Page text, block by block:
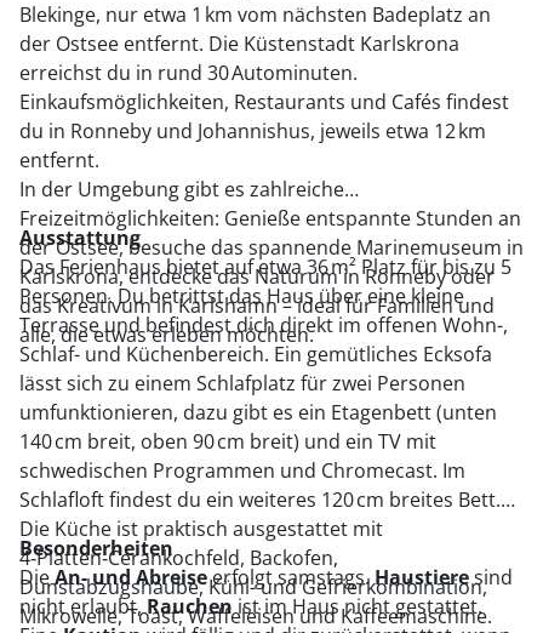
Blekinge, nur etwa 1 km vom nächsten Badeplatz an
der Ostsee entfernt. Die Küstenstadt Karlskrona
erreichst du in rund 30 Autominuten.
Einkaufsmöglichkeiten, Restaurants und Cafés findest
du in Ronneby und Johannishus, jeweils etwa 12 km
entfernt.
In der Umgebung gibt es zahlreiche
Freizeitmöglichkeiten: Genieße entspannte Stunden an
der Ostsee, besuche das spannende Marinemuseum in
Karlskrona, entdecke das Naturum in Ronneby oder
das Kreativum in Karlshamn – ideal für Familien und
alle, die etwas erleben möchten.
Ausstattung
Das Ferienhaus bietet auf etwa 36 m² Platz für bis zu 5
Personen. Du betrittst das Haus über eine kleine
Terrasse und befindest dich direkt im offenen Wohn-,
Schlaf- und Küchenbereich. Ein gemütliches Ecksofa
lässt sich zu einem Schlafplatz für zwei Personen
umfunktionieren, dazu gibt es ein Etagenbett (unten
140 cm breit, oben 90 cm breit) und ein TV mit
schwedischen Programmen und Chromecast. Im
Schlafloft findest du ein weiteres 120 cm breites Bett.
Die Küche ist praktisch ausgestattet mit
4‑Platten‑Cerankochfeld, Backofen,
Dunstabzugshaube, Kühl- und Gefrierkombination,
Mikrowelle, Toast, Waffeleisen und Kaffeemaschine.
Besonderheiten
DieAn- und Abreiseerfolgt samstags.Haustieresind
nicht erlaubt,Rauchenist im Haus nicht gestattet.